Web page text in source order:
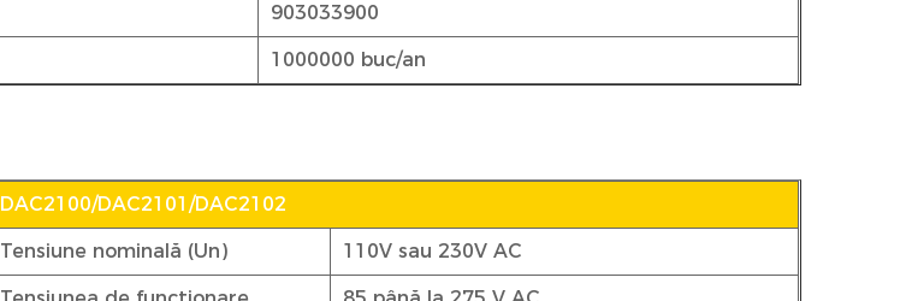
903033900
1000000 buc/an
DAC2100/DAC2101/DAC2102
Tensiune nominală (Un) 110V sau 230V AC